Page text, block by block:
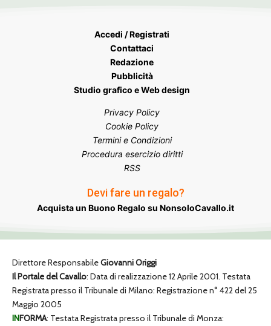
Accedi / Registrati
Contattaci
Redazione
Pubblicità
Studio grafico e Web design
Privacy Policy
Cookie Policy
Termini e Condizioni
Procedura esercizio diritti
RSS
Devi fare un regalo?
Acquista un Buono Regalo su NonsoloCavallo.it
Direttore ResponsabileGiovanni Origgi
Il Portale del Cavallo: Data di realizzazione 12 Aprile 2001. Testata
Registrata presso il Tribunale di Milano: Registrazione n° 422 del 25
Maggio 2005
INFORMA: Testata Registrata presso il Tribunale di Monza: